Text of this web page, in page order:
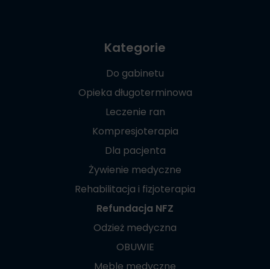
Kategorie
Do gabinetu
Opieka długoterminowa
Leczenie ran
Kompresjoterapia
Dla pacjenta
Żywienie medyczne
Rehabilitacja i fizjoterapia
Refundacja NFZ
Odzież medyczna
OBUWIE
Meble medyczne